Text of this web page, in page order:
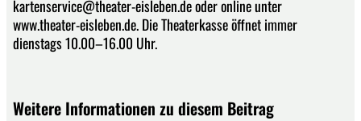
kartenservice@theater-eisleben.de oder online unter
www.theater-eisleben.de. Die Theaterkasse öffnet immer
dienstags 10.00–16.00 Uhr.
Weitere Informationen zu diesem Beitrag